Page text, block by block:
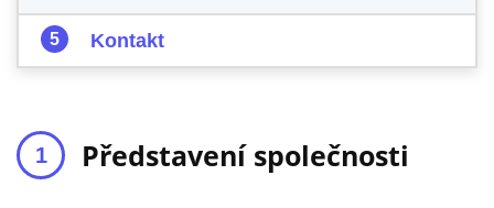
Kontakt
Představení společnosti